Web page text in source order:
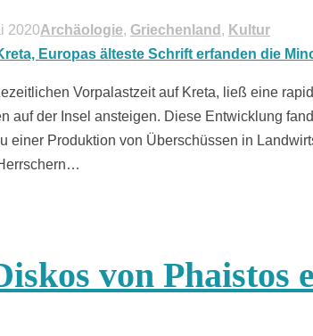
2020Archäologie, Griechenland , Kultur
Vorpalastzeit auf Kreta, ließ eine
auf der Insel ansteigen. Diese Entwicklung
einer Produktion von Überschüssen in
von Phaistos